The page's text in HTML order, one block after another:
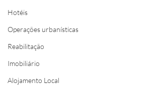
Hotéis
Operações urbanísticas
Reabilitação
Imobiliário
Alojamento Local